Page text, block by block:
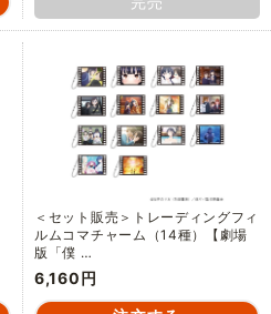
＜セット販売＞トレーディングフィ
ルムコマチャーム（14種）【劇場
版「僕 …
6,160円